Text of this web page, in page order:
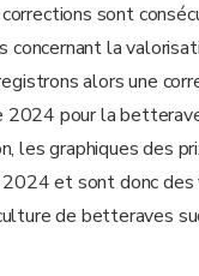
sont
la
alors une
pour la
graphiques des
et sont donc
de betteraves